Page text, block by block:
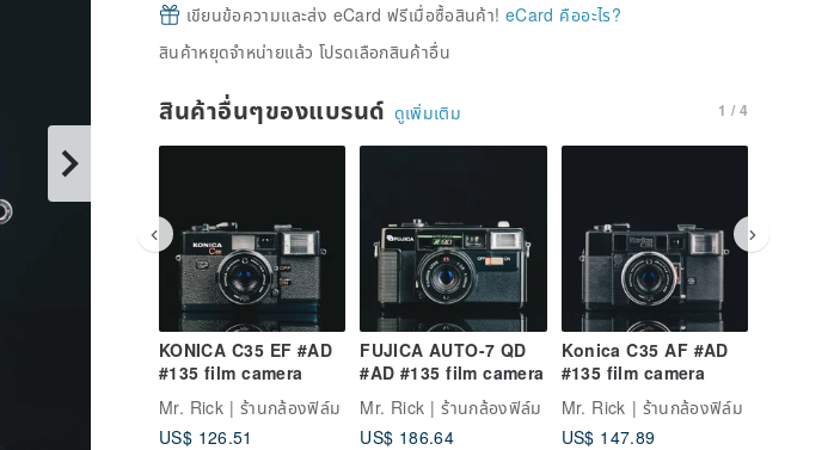
เขียนข้อความและส่ง eCard ฟรีเมื่อซื้อสินค้า! eCard คืออะไร?
สินค้าหยุดจำหน่ายแล้ว โปรดเลือกสินค้าอื่น
สินค้าอื่นๆของแบรนด์ ดูเพิ่มเติม 1 / 4
KONICA C35 EF #AD
#135 film camera
Mr. Rick | ร้านกล้องฟิล์ม
US$ 126.51
FUJICA AUTO-7 QD
#AD #135 film camera
Mr. Rick | ร้านกล้องฟิล์ม
US$ 186.64
Konica C35 AF #AD
#135 film camera
Mr. Rick | ร้านกล้องฟิล์ม
US$ 147.89